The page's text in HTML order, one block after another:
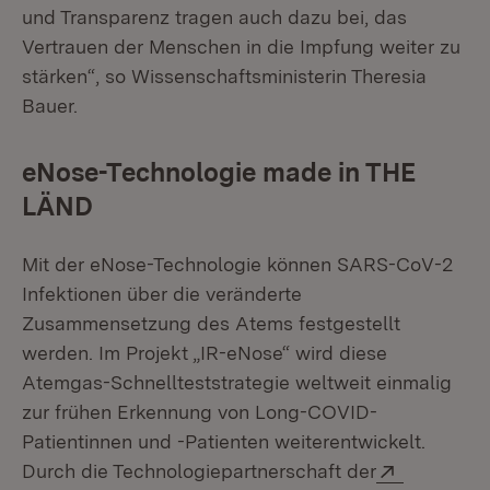
und Transparenz tragen auch dazu bei, das
Vertrauen der Menschen in die Impfung weiter zu
stärken“, so Wissenschaftsministerin Theresia
Bauer.
eNose-Technologie made in THE
LÄND
Mit der eNose-Technologie können SARS-CoV-2
Infektionen über die veränderte
Zusammensetzung des Atems festgestellt
werden. Im Projekt „IR-eNose“ wird diese
Atemgas-Schnellteststrategie weltweit einmalig
zur frühen Erkennung von Long-COVID-
Patientinnen und -Patienten weiterentwickelt.
Durch die Technologiepartnerschaft der